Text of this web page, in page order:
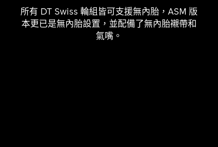
所有 DT Swiss 輪組皆可支援無內胎，ASM 版
本更已是無內胎設置，並配備了無內胎襯帶和
氣嘴。